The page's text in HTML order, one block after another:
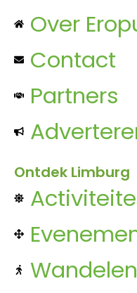
Over
Contact
Partners
Ontdek Limburg
Wandelen